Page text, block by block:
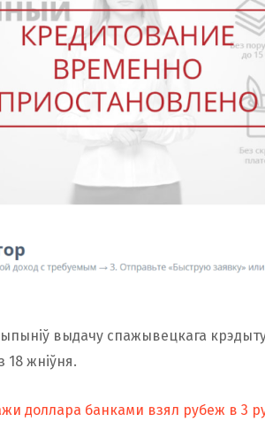
выдачу спажывецкага
жніўня.
доллара банками взял рубеж в 3